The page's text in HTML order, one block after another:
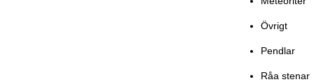
Övrigt
Pendlar
Råa stenar